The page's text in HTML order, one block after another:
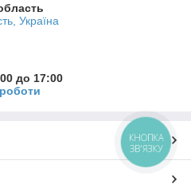
Україна
до 17:00
КНОПКА
ЗВ'ЯЗКУ